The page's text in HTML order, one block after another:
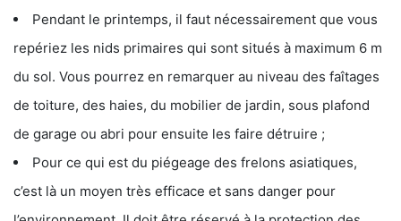
Pendant le printemps, il faut nécessairement que vous
repériez les nids primaires qui sont situés à maximum 6 m
du sol. Vous pourrez en remarquer au niveau des faîtages
de toiture, des haies, du mobilier de jardin, sous plafond
de garage ou abri pour ensuite les faire détruire ;
Pour ce qui est du piégeage des frelons asiatiques,
c’est là un moyen très efficace et sans danger pour